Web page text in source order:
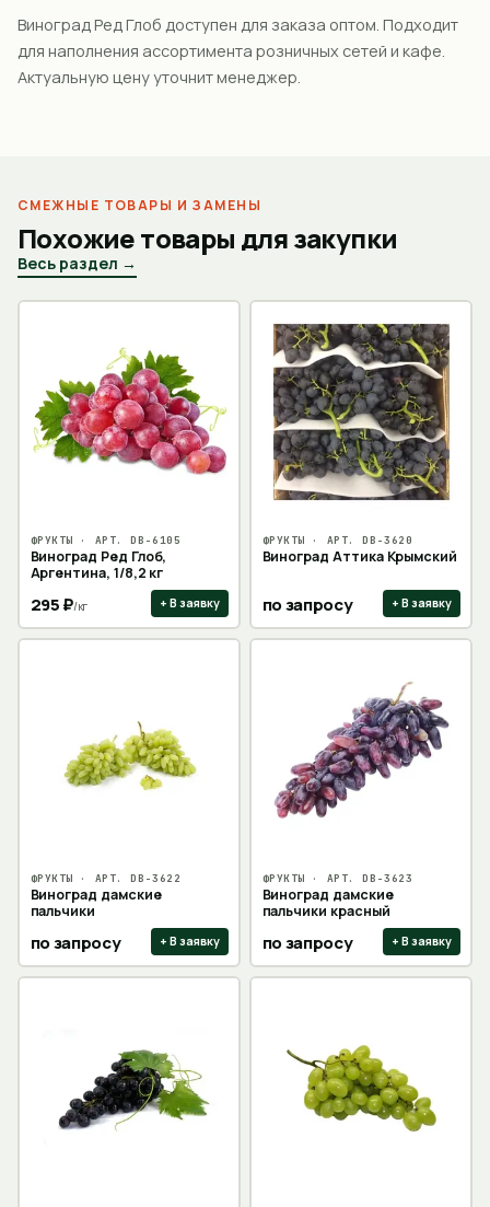
Виноград Ред Глоб доступен для заказа оптом. Подходит
для наполнения ассортимента розничных сетей и кафе.
Актуальную цену уточнит менеджер.
СМЕЖНЫЕ ТОВАРЫ И ЗАМЕНЫ
Похожие товары для закупки
Весь раздел →
ФРУКТЫ · АРТ.DB-6105
Виноград Ред Глоб,
Аргентина, 1/8,2 кг
295₽/кг + В заявку
ФРУКТЫ · АРТ.DB-3620
Виноград Аттика Крымский
по запросу + В заявку
ФРУКТЫ · АРТ.DB-3622
Виноград дамские
пальчики
по запросу + В заявку
ФРУКТЫ · АРТ.DB-3623
Виноград дамские
пальчики красный
по запросу + В заявку